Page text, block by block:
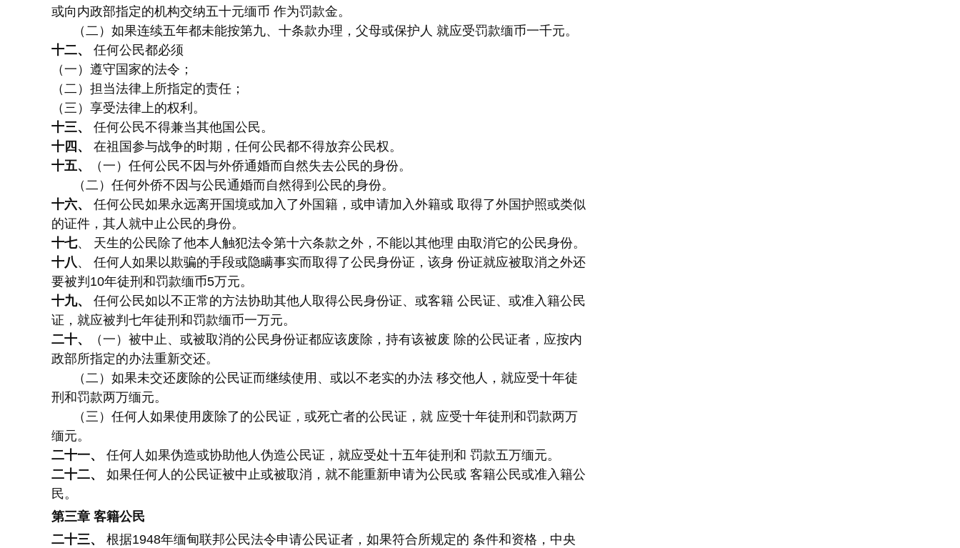
或向内政部指定的机构交纳五十元缅币 作为罚款金。
（二）如果连续五年都未能按第九、十条款办理，父母或保护人 就应受罚款缅币一千元。
十二、
任何公民都必须
（一）遵守国家的法令；
（二）担当法律上所指定的责任；
（三）享受法律上的权利。
十三、
任何公民不得兼当其他国公民。
十四、
在祖国参与战争的时期，任何公民都不得放弃公民权。
十五、
（一）任何公民不因与外侨通婚而自然失去公民的身份。
（二）任何外侨不因与公民通婚而自然得到公民的身份。
十六、
任何公民如果永远离开国境或加入了外国籍，或申请加入外籍或 取得了外国护照或类似
的证件，其人就中止公民的身份。
十七、 天生的公民除了他本人触犯法令第十六条款之外，不能以其他理 由取消它的公民身份。
十八、 任何人如果以欺骗的手段或隐瞒事实而取得了公民身份证，该身 份证就应被取消之外还
要被判10年徒刑和罚款缅币5万元。
十九、
任何公民如以不正常的方法协助其他人取得公民身份证、或客籍 公民证、或准入籍公民
证，就应被判七年徒刑和罚款缅币一万元。
二十、
（一）被中止、或被取消的公民身份证都应该废除，持有该被废 除的公民证者，应按内
政部所指定的办法重新交还。
（二）如果未交还废除的公民证而继续使用、或以不老实的办法 移交他人，就应受十年徒
刑和罚款两万缅元。
（三）任何人如果使用废除了的公民证，或死亡者的公民证，就 应受十年徒刑和罚款两万
缅元。
二十一、
任何人如果伪造或协助他人伪造公民证，就应受处十五年徒刑和 罚款五万缅元。
二十二、
如果任何人的公民证被中止或被取消，就不能重新申请为公民或 客籍公民或准入籍公
民。
第三章 客籍公民
二十三、
根据1948年缅甸联邦公民法令申请公民证者，如果符合所规定的 条件和资格，中央